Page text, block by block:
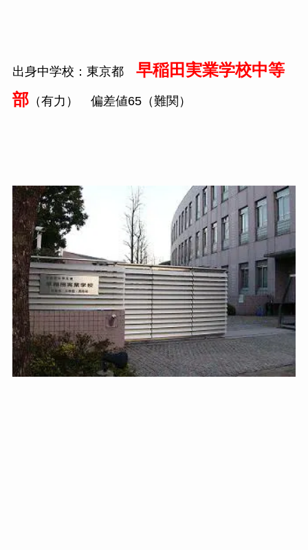
出身中学校：東京都 早稲田実業学校中等
部（有力） 偏差値65（難関）